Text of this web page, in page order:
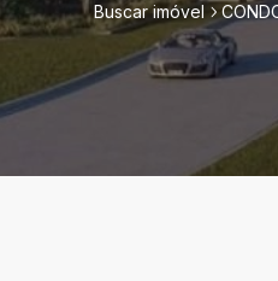
Buscar imóvel